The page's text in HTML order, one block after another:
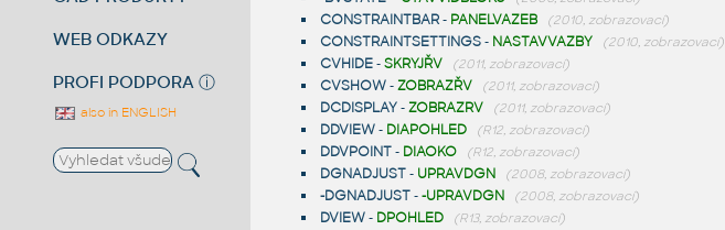
WEB ODKAZY
PROFI PODPORA ⓘ
also in ENGLISH
CONSTRAINTBAR- PANELVAZEB (2010, zobrazovací)
CONSTRAINTSETTINGS- NASTAVVAZBY (2010, zobrazovací)
CVHIDE-SKRYJŘV (2011, zobrazovací)
CVSHOW-ZOBRAZŘV (2011, zobrazovací)
DCDISPLAY-ZOBRAZRV (2011, zobrazovací)
DDVIEW- DIAPOHLED (R12, zobrazovací)
DDVPOINT- DIAOKO (R12, zobrazovací)
DGNADJUST- UPRAVDGN (2008, zobrazovací)
-DGNADJUST--UPRAVDGN (2008, zobrazovací)
DVIEW- DPOHLED (R13, zobrazovací)